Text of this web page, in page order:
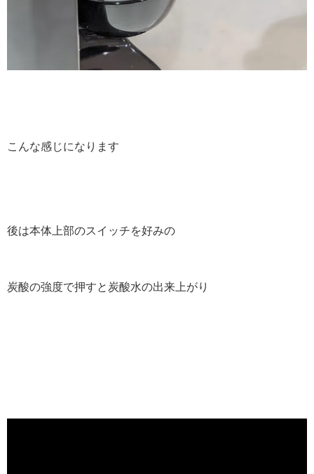
こんな感じになります
後は本体上部のスイッチを好みの
炭酸の強度で押すと炭酸水の出来上がり